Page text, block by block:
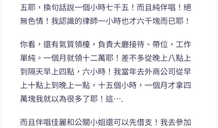
五耶，換句話說一個小時七千五！而且純伴唱！絕
無色情！我認識的律師一小時也才六千塊而已耶！
你看，還有氣質領檯，負責大廳接待、帶位，工作
單純。一個月就領十二萬耶！差不多從晚上八點上
到隔天早上四點，六小時！我當年去外商公司從早
上十點上到晚上一點，十五個小時，一個月才拿四
萬塊我就以為很多了耶！這….
而且伴唱佳麗和公關小姐還可以先借支！我去參加